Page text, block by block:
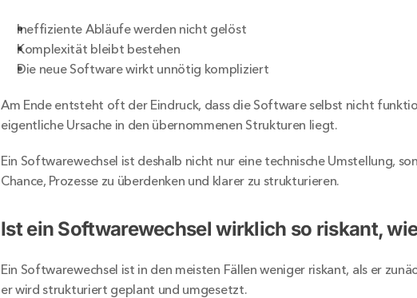
Ineffiziente Abläufe werden nicht gelöst
Komplexität bleibt bestehen
Die neue Software wirkt unnötig kompliziert
Am Ende entsteht oft der Eindruck, dass die Software selbst nicht
eigentliche Ursache in den übernommenen Strukturen liegt.
Ein Softwarewechsel ist deshalb nicht nur eine technische Umstellung,
Chance, Prozesse zu überdenken und klarer zu strukturieren.
Ist ein Softwarewechsel wirklich so riskant,
Ein Softwarewechsel ist in den meisten Fällen weniger riskant, als er
er wird strukturiert geplant und umgesetzt.